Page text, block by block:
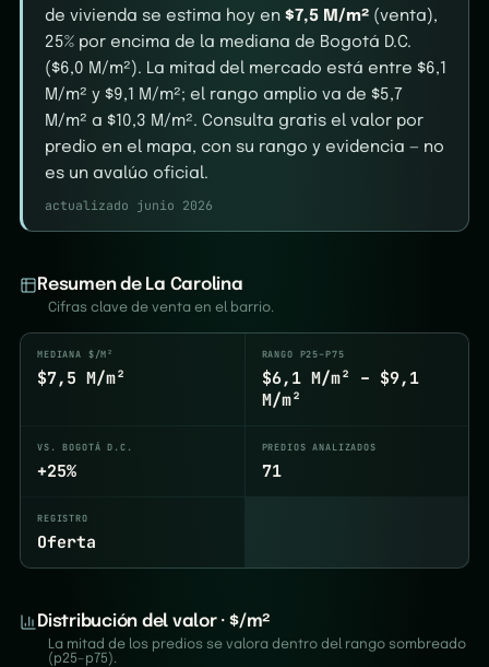
de vivienda se estima hoy en $7,5 M/m² (venta),
25% por encima de la mediana de Bogotá D.C.
($6,0 M/m²). La mitad del mercado está entre $6,1
M/m² y $9,1 M/m²; el rango amplio va de $5,7
M/m² a $10,3 M/m². Consulta gratis el valor por
predio en el mapa, con su rango y evidencia — no
es un avalúo oficial.
actualizado junio 2026
Resumen de La Carolina
Cifras clave de venta en el barrio.
MEDIANA $/M²
$7,5 M/m²
RANGO P25–P75
$6,1 M/m² – $9,1
M/m²
VS. BOGOTÁ D.C.
+25%
PREDIOS ANALIZADOS
71
REGISTRO
Oferta
Distribución del valor · $/m²
La mitad de los predios se valora dentro del rango sombreado
(p25–p75).